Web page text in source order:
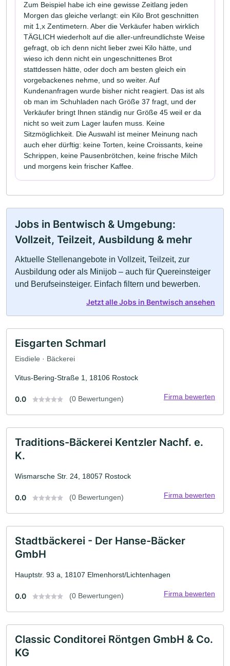
Zum Beispiel habe ich eine gewisse Zeitlang jeden
Morgen das gleiche verlangt: ein Kilo Brot geschnitten
mit 1,x Zentimetern. Aber die Verkäufer haben wirklich
TÄGLICH wiederholt auf die aller-unfreundlichste Weise
gefragt, ob ich denn nicht lieber zwei Kilo hätte, und
wieso ich denn nicht ein ungeschnittenes Brot
stattdessen hätte, oder doch am besten gleich ein
vorgebackenes nehme, und so weiter. Auf
Kundenanfragen wurde bisher nicht reagiert. Das ist als
ob man im Schuhladen nach Größe 37 fragt, und der
Verkäufer bringt Ihnen ständig nur Größe 45 weil er da
nicht so weit zum Lager laufen muss. Keine
Sitzmöglichkeit. Die Auswahl ist meiner Meinung nach
auch eher dürftig: keine Torten, keine Croissants, keine
Schrippen, keine Pausenbrötchen, keine frische Milch
und morgens kein frischer Kaffee.
Jobs in Bentwisch & Umgebung:
Vollzeit, Teilzeit, Ausbildung & mehr
Aktuelle Stellenangebote in Vollzeit, Teilzeit, zur
Ausbildung oder als Minijob – auch für Quereinsteiger
und Berufseinsteiger. Einfach filtern und bewerben.
Jetzt alle Jobs in Bentwisch ansehen
Eisgarten Schmarl
Eisdiele · Bäckerei
Vitus-Bering-Straße 1, 18106 Rostock
0.0 (0 Bewertungen) Firma bewerten
Traditions-Bäckerei Kentzler Nachf. e.
K.
Wismarsche Str. 24, 18057 Rostock
0.0 (0 Bewertungen) Firma bewerten
Stadtbäckerei - Der Hanse-Bäcker
GmbH
Hauptstr. 93 a, 18107 Elmenhorst/Lichtenhagen
0.0 (0 Bewertungen) Firma bewerten
Classic Conditorei Röntgen GmbH & Co.
KG